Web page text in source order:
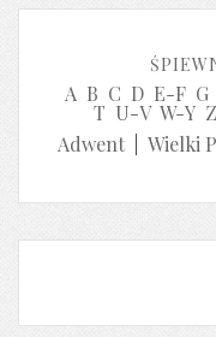
A B C D E-F G
T U-V W-Y Z
Adwent| Wielki